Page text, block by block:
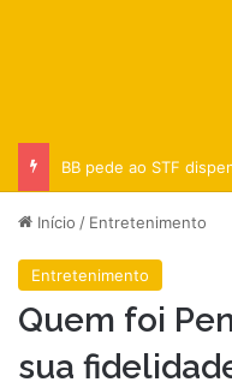
Início / Entretenimento
Entretenimento
Quem foi
sua